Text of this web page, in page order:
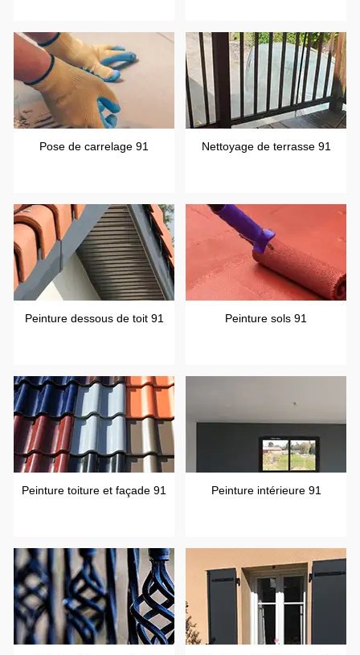
Pose de carrelage 91 Nettoyage de terrasse 91
Peinture dessous de toit 91 Peinture sols 91
Peinture toiture et façade 91 Peinture intérieure 91